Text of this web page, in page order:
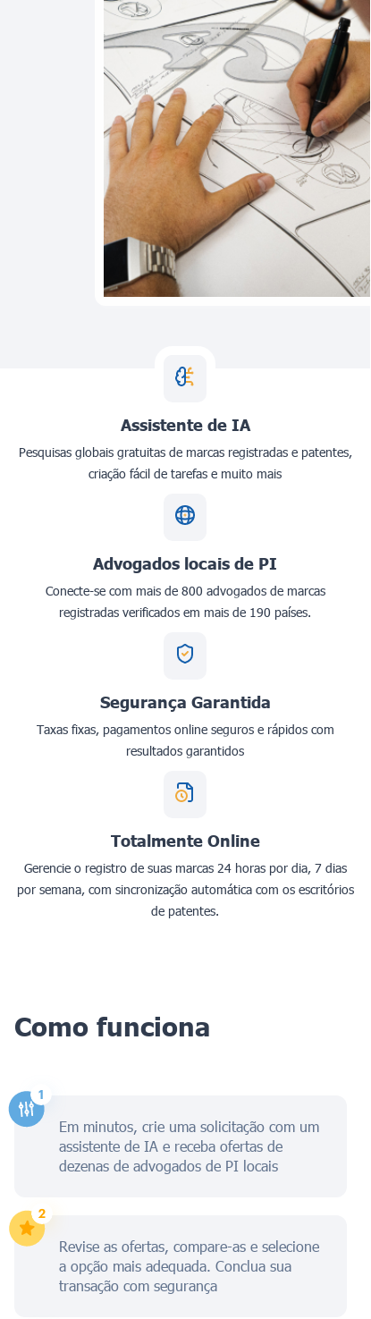
Assistente de IA
Pesquisas globais gratuitas de marcas registradas e patentes,
criação fácil de tarefas e muito mais
Advogados locais de PI
Conecte-se com mais de 800 advogados de marcas
registradas verificados em mais de 190 países.
Segurança Garantida
Taxas fixas, pagamentos online seguros e rápidos com
resultados garantidos
Totalmente Online
Gerencie o registro de suas marcas 24 horas por dia, 7 dias
por semana, com sincronização automática com os escritórios
de patentes.
Como funciona
Em minutos, crie uma solicitação com um
assistente de IA e receba ofertas de
dezenas de advogados de PI locais
Revise as ofertas, compare-as e selecione
a opção mais adequada. Conclua sua
transação com segurança